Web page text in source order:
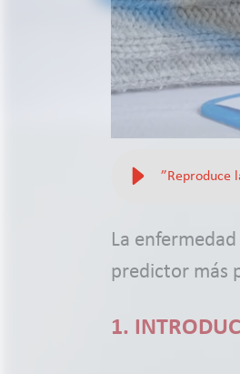
”Reproduce
La
predictor más
1.